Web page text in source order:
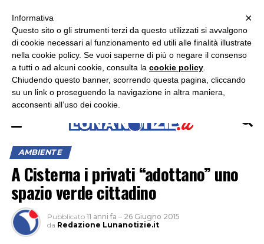
ASCOLTA RADIO LUNA
AMBIENTE
A Cisterna i privati “adottano” uno
spazio verde cittadino
Pubblicato 11 anni fa – 26 Giugno 2015
da Redazione Lunanotizie.it
×
×
Informativa
Questo sito o gli strumenti terzi da questo utilizzati si avvalgono
di cookie necessari al funzionamento ed utili alle finalità illustrate
nella cookie policy. Se vuoi saperne di più o negare il consenso
a tutti o ad alcuni cookie, consulta la cookie policy
Chiudendo questo banner, scorrendo questa pagina, cliccando
su un link o proseguendo la navigazione in altra maniera,
acconsenti all’uso dei cookie.